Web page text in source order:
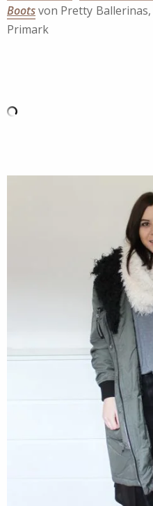
Bootsvon Pretty Ballerinas,
Primark